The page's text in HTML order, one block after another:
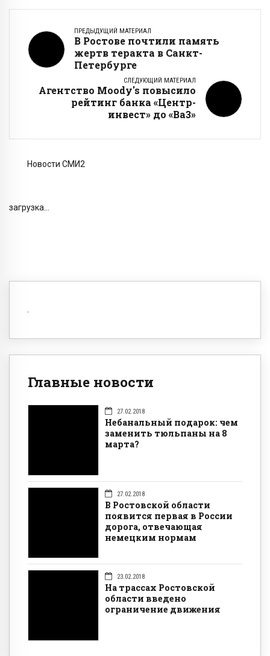
ПРЕДЫДУЩИЙ МАТЕРИАЛ
В Ростове почтили память
жертв теракта в Санкт-
Петербурге
СЛЕДУЮЩИЙ МАТЕРИАЛ
Агентство Moody's повысило
рейтинг банка «Центр-
инвест» до «Ba3»
Новости СМИ2
загрузка...
Главные новости
27.02.2018
Небанальный подарок: чем
заменить тюльпаны на 8
марта?
27.02.2018
В Ростовской области
появится первая в России
дорога, отвечающая
немецким нормам
23.02.2018
На трассах Ростовской
области введено
ограничение движения